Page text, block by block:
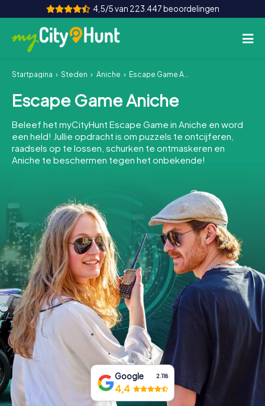
4,5/5 van 223.447 beoordelingen
Hoe het werkt
Steden
Tours
Teamevenement
INT AT CH
DE
ES
FR UK
IE
IT
NL
Boek tickets
Koop cadeaubonnen
Startpagina Steden Aniche Escape Game Aniche
Escape Game Aniche
Beleef het myCityHunt Escape Game in Aniche en word
een held! Jullie opdracht is om puzzels te ontcijferen,
raadsels op te lossen, schurken te ontmaskeren en
Aniche te beschermen tegen het onbekende!
Google 2.118
4,4